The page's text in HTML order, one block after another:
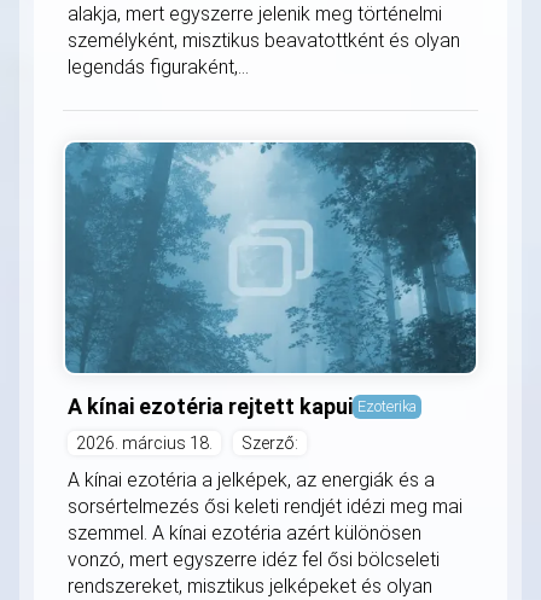
alakja, mert egyszerre jelenik meg történelmi
személyként, misztikus beavatottként és olyan
legendás figuraként,...
A kínai ezotéria rejtett kapui Ezoterika
2026. március 18. Szerző:
A kínai ezotéria a jelképek, az energiák és a
sorsértelmezés ősi keleti rendjét idézi meg mai
szemmel. A kínai ezotéria azért különösen
vonzó, mert egyszerre idéz fel ősi bölcseleti
rendszereket, misztikus jelképeket és olyan